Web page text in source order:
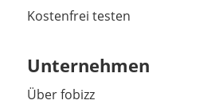
Kostenfrei testen
Unternehmen
Über fobizz